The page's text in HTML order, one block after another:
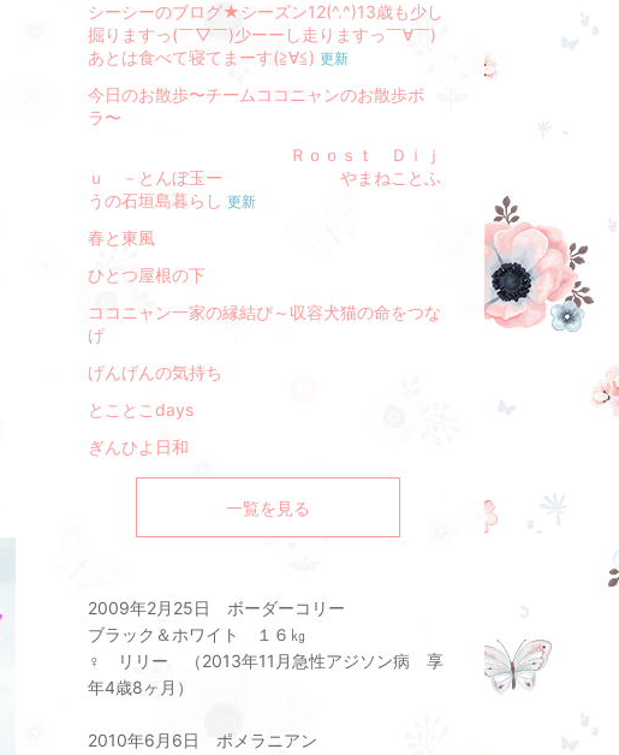
シーシーのブログ★シーズン12(^.^)13歳も少し
掘りますっ(￣▽￣)少ーーし走りますっ￣∀￣)
あとは食べて寝てまーす(≧∀≦) 更新
今日のお散歩〜チームココニャンのお散歩ボ
ラ〜
Ｒｏｏｓｔ Ｄｉｊ
ｕ －とんぼ玉ー やまねことふ
うの石垣島暮らし 更新
春と東風
ひとつ屋根の下
ココニャン一家の縁結び～収容犬猫の命をつな
げ
げんげんの気持ち
とことこdays
ぎんひよ日和
一覧を見る
2009年2月25日 ボーダーコリー
ブラック＆ホワイト １６㎏
♀ リリー （2013年11月急性アジソン病 享
年4歳8ヶ月）
2010年6月6日 ポメラニアン